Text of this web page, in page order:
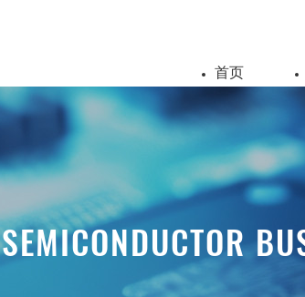
首页
SEMICONDUCTOR